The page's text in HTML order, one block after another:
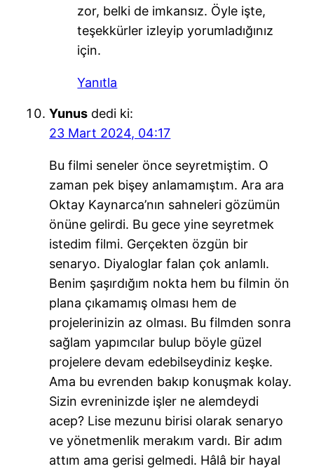
zor, belki de imkansız. Öyle işte,
teşekkürler izleyip yorumladığınız
için.
Yanıtla
Yunus dedi ki:
23 Mart 2024, 04:17
Bu filmi seneler önce seyretmiştim. O
zaman pek bişey anlamamıştım. Ara ara
Oktay Kaynarca’nın sahneleri gözümün
önüne gelirdi. Bu gece yine seyretmek
istedim filmi. Gerçekten özgün bir
senaryo. Diyaloglar falan çok anlamlı.
Benim şaşırdığım nokta hem bu filmin ön
plana çıkamamış olması hem de
projelerinizin az olması. Bu filmden sonra
sağlam yapımcılar bulup böyle güzel
projelere devam edebilseydiniz keşke.
Ama bu evrenden bakıp konuşmak kolay.
Sizin evreninizde işler ne alemdeydi
acep? Lise mezunu birisi olarak senaryo
ve yönetmenlik merakım vardı. Bir adım
attım ama gerisi gelmedi. Hâlâ bir hayal